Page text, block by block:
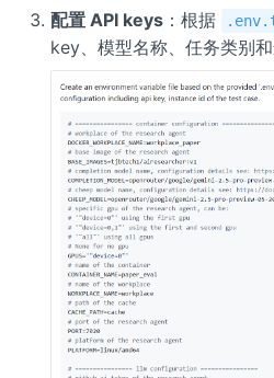
配置 API keys：根据
key、模型名称、任务类别和